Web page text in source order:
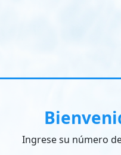
Ingrese su número